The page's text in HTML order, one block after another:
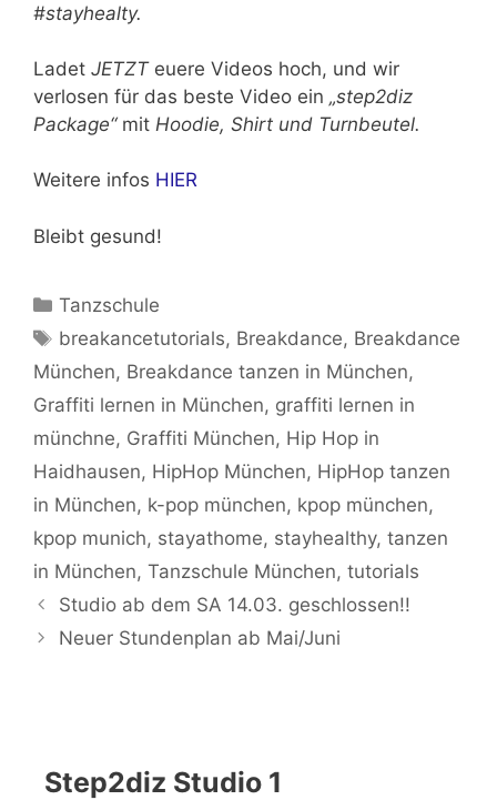
#stayhealty.
Ladet JETZTeuere Videos hoch, und wir
verlosen für das beste Video ein „step2diz
Package“mit Hoodie, Shirt und Turnbeutel.
Weitere infos HIER
Bleibt gesund!
Kategorien
Tanzschule
Schlagwörter
breakancetutorials, Breakdance, Breakdance
München, Breakdance tanzen in München,
Graffiti lernen in München, graffiti lernen in
münchne, Graffiti München, Hip Hop in
Haidhausen, HipHop München, HipHop tanzen
in München, k-pop münchen, kpop münchen,
kpop munich, stayathome, stayhealthy, tanzen
in München, Tanzschule München, tutorials
Studio ab dem SA 14.03. geschlossen!!
Neuer Stundenplan ab Mai/Juni
Step2diz Studio 1